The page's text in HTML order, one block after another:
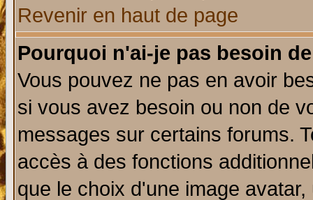
Revenir en haut de page
Pourquoi n'ai-je pas besoin
Vous pouvez ne pas en avoir
si vous avez besoin ou non de
messages sur certains forums.
accès à des fonctions
que le choix d'une image